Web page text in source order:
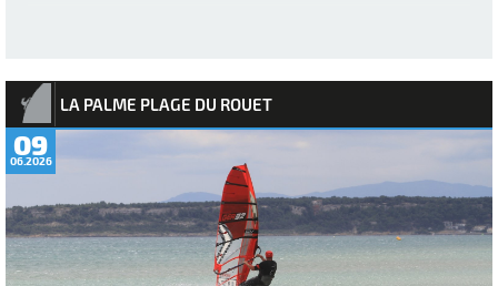
LA PALME PLAGE DU ROUET
09
06.2026